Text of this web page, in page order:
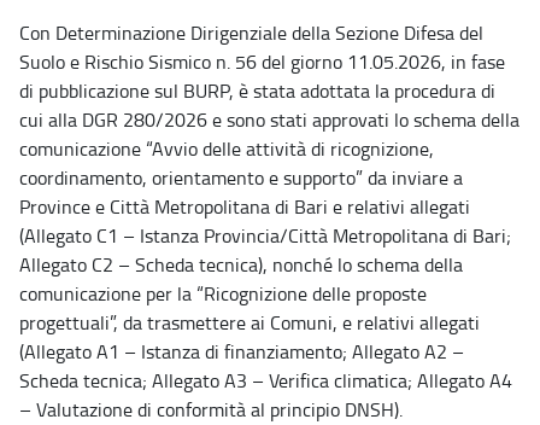
Con Determinazione Dirigenziale della Sezione Difesa del
Suolo e Rischio Sismico n. 56 del giorno 11.05.2026, in fase
di pubblicazione sul BURP, è stata adottata la procedura di
cui alla DGR 280/2026 e sono stati approvati lo schema della
comunicazione “Avvio delle attività di ricognizione,
coordinamento, orientamento e supporto” da inviare a
Province e Città Metropolitana di Bari e relativi allegati
(Allegato C1 – Istanza Provincia/Città Metropolitana di Bari;
Allegato C2 – Scheda tecnica), nonché lo schema della
comunicazione per la “Ricognizione delle proposte
progettuali”, da trasmettere ai Comuni, e relativi allegati
(Allegato A1 – Istanza di finanziamento; Allegato A2 –
Scheda tecnica; Allegato A3 – Verifica climatica; Allegato A4
– Valutazione di conformità al principio DNSH).